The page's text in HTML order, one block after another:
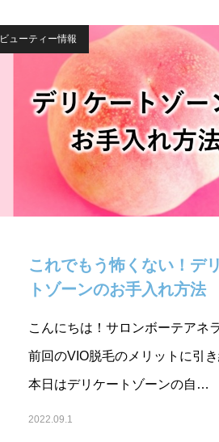
ビューティー情報
これでもう怖くない！デ
トゾーンのお手入れ方法￼
こんにちは！サロンボーテアネ
前回のVIO脱毛のメリットに引き
本日はデリケートゾーンの自…
2022.09.1